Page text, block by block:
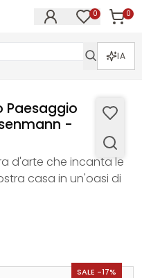
0 0
IA
Paesaggio
-
d'arte che incanta le
casa in un'oasi di
SALE -17%